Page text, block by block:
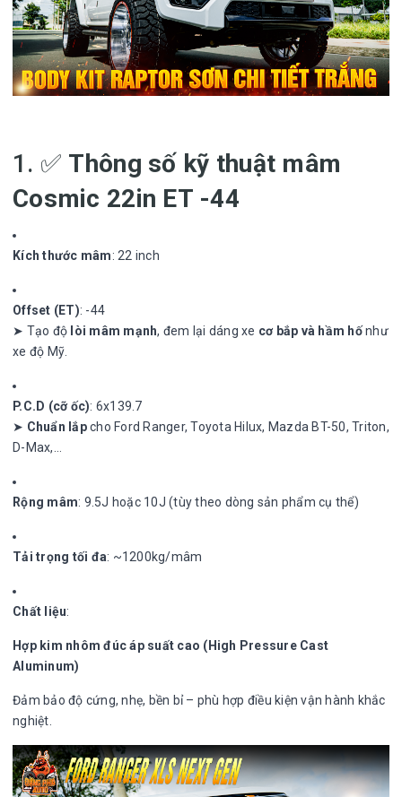
1. ✅ Thông số kỹ thuật mâm
Cosmic 22in ET -44
Kích thước mâm: 22 inch
Offset (ET): -44
➤ Tạo độ lòi mâm mạnh, đem lại dáng xe cơ bắp và hầm hốnhư
xe độ Mỹ.
P.C.D (cỡ ốc): 6x139.7
➤ Chuẩn lắpcho Ford Ranger, Toyota Hilux, Mazda BT-50, Triton,
D-Max,…
Rộng mâm: 9.5J hoặc 10J (tùy theo dòng sản phẩm cụ thể)
Tải trọng tối đa: ~1200kg/mâm
Chất liệu:
Hợp kim nhôm đúc áp suất cao (High Pressure Cast
Aluminum)
Đảm bảo độ cứng, nhẹ, bền bỉ – phù hợp điều kiện vận hành khắc
nghiệt.